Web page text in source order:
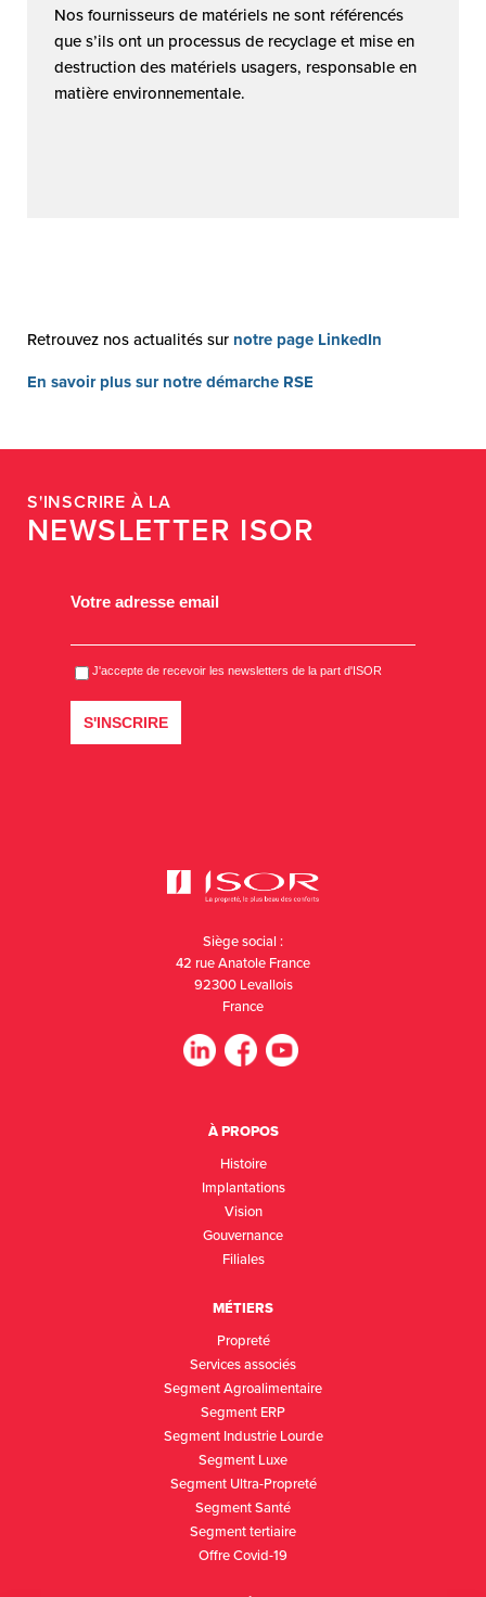
Nos fournisseurs de matériels ne sont référencés
que s’ils ont un processus de recyclage et mise en
destruction des matériels usagers, responsable en
matière environnementale.
Retrouvez nos actualités sur notre page LinkedIn
En savoir plus sur notre démarche RSE
S'INSCRIRE À LA
NEWSLETTER ISOR
Siège social :
42 rue Anatole France
92300 Levallois
France
À PROPOS
Histoire
Implantations
Vision
Gouvernance
Filiales
MÉTIERS
Propreté
Services associés
Segment Agroalimentaire
Segment ERP
Segment Industrie Lourde
Segment Luxe
Segment Ultra-Propreté
Segment Santé
Segment tertiaire
Offre Covid-19